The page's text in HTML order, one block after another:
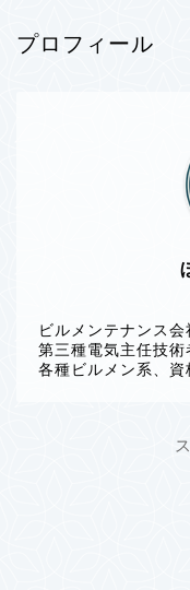
プロフィール
ビルメンテナンス会
第三種電気主任技術
各種ビルメン系、資